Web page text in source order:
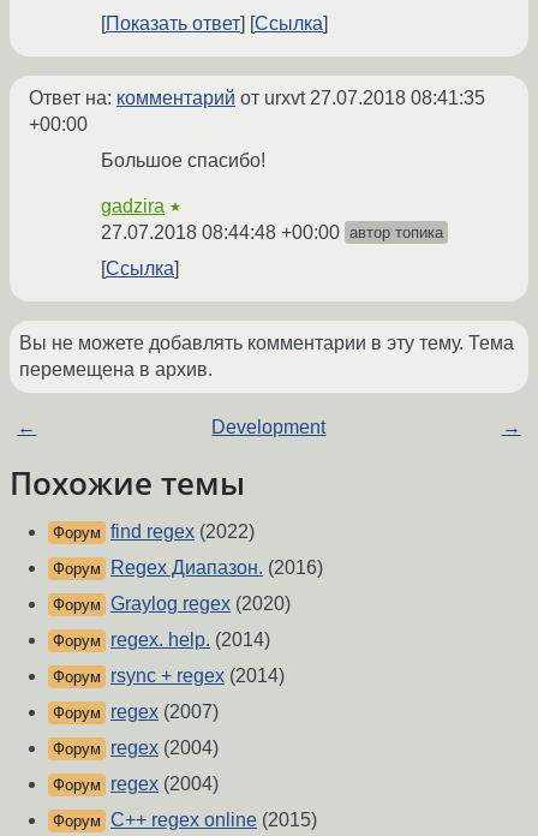
Показать ответ
Ссылка
Ответ на: комментарий от urxvt27.07.2018 08:41:35
+00:00
Большое спасибо!
gadzira ★
27.07.2018 08:44:48 +00:00 автор топика
Ссылка
Вы не можете добавлять комментарии в эту тему. Тема
перемещена в архив.
← Development →
Похожие темы
Форум find regex (2022)
Форум Regex Диапазон. (2016)
Форум Graylog regex (2020)
Форум regex. help. (2014)
Форум rsync + regex (2014)
Форум regex (2007)
Форум regex (2004)
Форум regex (2004)
Форум C++ regex online (2015)